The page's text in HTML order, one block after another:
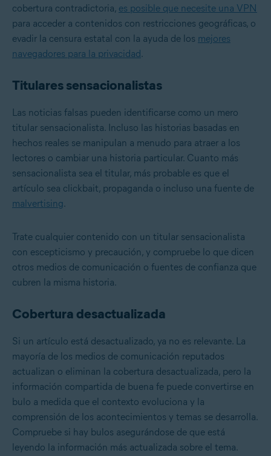
cobertura contradictoria, es posible que necesite una VPN
para acceder a contenidos con restricciones geográficas, o
evadir la censura estatal con la ayuda de los mejores
navegadores para la privacidad.
Titulares sensacionalistas
Las noticias falsas pueden identificarse como un mero
titular sensacionalista. Incluso las historias basadas en
hechos reales se manipulan a menudo para atraer a los
lectores o cambiar una historia particular. Cuanto más
sensacionalista sea el titular, más probable es que el
artículo sea clickbait, propaganda o incluso una fuente de
malvertising.
Trate cualquier contenido con un titular sensacionalista
con escepticismo y precaución, y compruebe lo que dicen
otros medios de comunicación o fuentes de confianza que
cubren la misma historia.
Cobertura desactualizada
Si un artículo está desactualizado, ya no es relevante. La
mayoría de los medios de comunicación reputados
actualizan o eliminan la cobertura desactualizada, pero la
información compartida de buena fe puede convertirse en
bulo a medida que el contexto evoluciona y la
comprensión de los acontecimientos y temas se desarrolla.
Compruebe si hay bulos asegurándose de que está
leyendo la información más actualizada sobre el tema.